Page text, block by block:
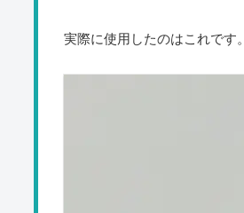
実際に使用したのはこれです。